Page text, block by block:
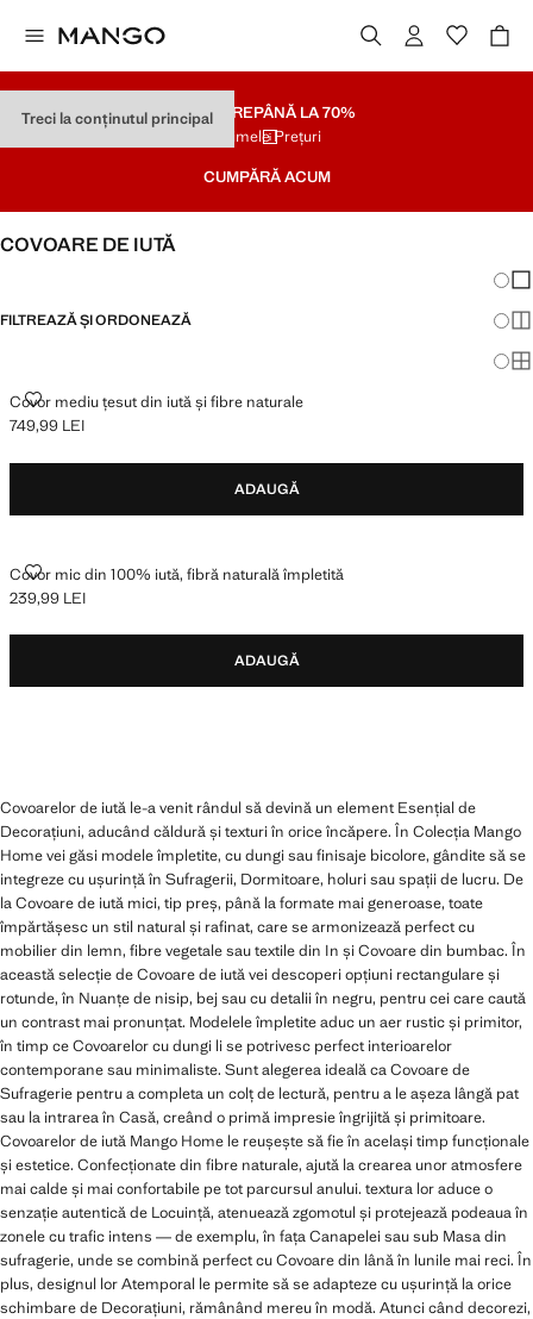
Treci la conținutul principalSOLDAREPÂNĂ LA 70%
Ultimele Prețuri
CUMPĂRĂ ACUM
COVOARE DE IUTĂ
FILTREAZĂ ȘI ORDONEAZĂ
Covor mediu țesut din iută și fibre naturale
COVOR MEDIU ȚESUT DIN IUTĂ ȘI FIBRE NATURALE
Preț actual [749,99 LEI ]
749,99 LEI
ADAUGĂ
Covor mic din 100% iută, fibră naturală împletită
COVOR MIC DIN 100% IUTĂ, FIBRĂ NATURALĂ ÎMPLETITĂ
Preț actual [239,99 LEI ]
239,99 LEI
ADAUGĂ
Covoarelor de iută le-a venit rândul să devină un element Esențial de
Decorațiuni, aducând căldură și texturi în orice încăpere. În Colecția Mango
Home vei găsi modele împletite, cu dungi sau finisaje bicolore, gândite să se
integreze cu ușurință în Sufragerii, Dormitoare, holuri sau spații de lucru. De
la Covoare de iută mici, tip preș, până la formate mai generoase, toate
împărtășesc un stil natural și rafinat, care se armonizează perfect cu
mobilier din lemn, fibre vegetale sau textile din In și Covoare din bumbac. În
această selecție de Covoare de iută vei descoperi opțiuni rectangulare și
rotunde, în Nuanțe de nisip, bej sau cu detalii în negru, pentru cei care caută
un contrast mai pronunțat. Modelele împletite aduc un aer rustic și primitor,
în timp ce Covoarelor cu dungi li se potrivesc perfect interioarelor
contemporane sau minimaliste. Sunt alegerea ideală ca Covoare de
Sufragerie pentru a completa un colț de lectură, pentru a le așeza lângă pat
sau la intrarea în Casă, creând o primă impresie îngrijită și primitoare.
Covoarelor de iută Mango Home le reușește să fie în același timp funcționale
și estetice. Confecționate din fibre naturale, ajută la crearea unor atmosfere
mai calde și mai confortabile pe tot parcursul anului. textura lor aduce o
senzație autentică de Locuință, atenuează zgomotul și protejează podeaua în
zonele cu trafic intens — de exemplu, în fața Canapelei sau sub Masa din
sufragerie, unde se combină perfect cu Covoare din lână în lunile mai reci. În
plus, designul lor Atemporal le permite să se adapteze cu ușurință la orice
schimbare de Decorațiuni, rămânând mereu în modă. Atunci când decorezi,